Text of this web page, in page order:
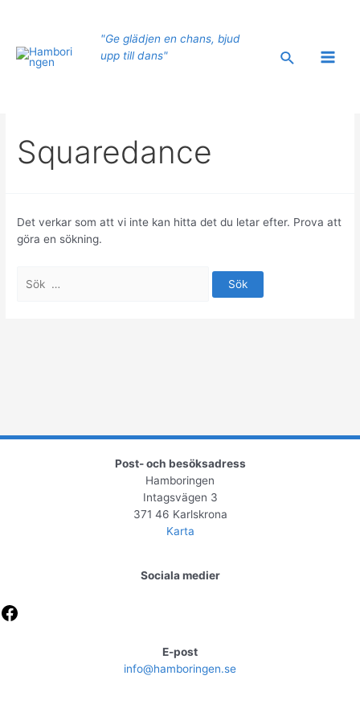
"Ge glädjen en chans, bjud
upp till dans"
Sök
Main
Squaredance
Det verkar som att vi inte kan hitta det du letar efter. Prova att
göra en sökning.
efter:
Post- och besöksadress
Hamboringen
Intagsvägen 3
371 46 Karlskrona
Karta
Sociala medier
E-post
info@hamboringen.se